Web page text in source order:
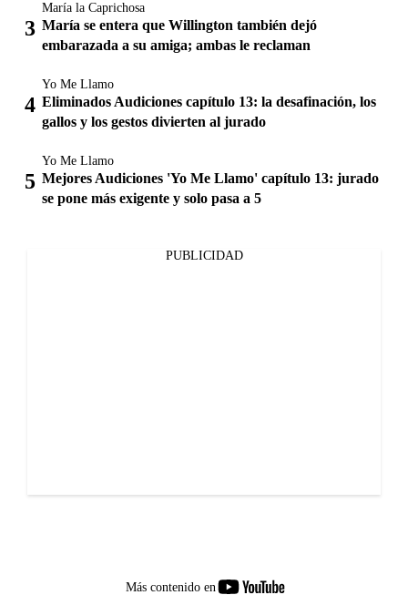
María la Caprichosa
María se entera que Willington también dejó
embarazada a su amiga; ambas le reclaman
Yo Me Llamo
Eliminados Audiciones capítulo 13: la desafinación, los
gallos y los gestos divierten al jurado
Yo Me Llamo
Mejores Audiciones 'Yo Me Llamo' capítulo 13: jurado
se pone más exigente y solo pasa a 5
PUBLICIDAD
Más contenido en
youtube-